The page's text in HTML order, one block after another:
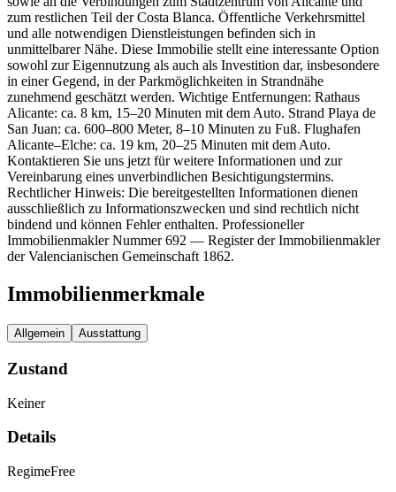
zum restlichen Teil der Costa Blanca. Öffentliche Verkehrsmittel
und alle notwendigen Dienstleistungen befinden sich in
unmittelbarer Nähe. Diese Immobilie stellt eine interessante Option
sowohl zur Eigennutzung als auch als Investition dar, insbesondere
in einer Gegend, in der Parkmöglichkeiten in Strandnähe
zunehmend geschätzt werden. Wichtige Entfernungen: Rathaus
Alicante: ca. 8 km, 15–20 Minuten mit dem Auto. Strand Playa de
San Juan: ca. 600–800 Meter, 8–10 Minuten zu Fuß. Flughafen
Alicante–Elche: ca. 19 km, 20–25 Minuten mit dem Auto.
Kontaktieren Sie uns jetzt für weitere Informationen und zur
Vereinbarung eines unverbindlichen Besichtigungstermins.
Rechtlicher Hinweis: Die bereitgestellten Informationen dienen
ausschließlich zu Informationszwecken und sind rechtlich nicht
bindend und können Fehler enthalten. Professioneller
Immobilienmakler Nummer 692 — Register der Immobilienmakler
der Valencianischen Gemeinschaft 1862.
Immobilienmerkmale
Allgemein Ausstattung
Zustand
Keiner
Details
RegimeFree